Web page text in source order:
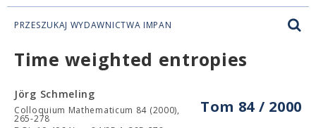
PRZESZUKAJ WYDAWNICTWA IMPAN
Time weighted entropies
Tom 84 / 2000
Jörg Schmeling
Colloquium Mathematicum 84 (2000),
265-278